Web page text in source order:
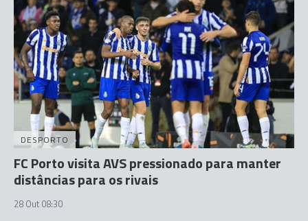
DESPORTO
FC Porto visita AVS pressionado para manter
distâncias para os rivais
28 Out 08:30